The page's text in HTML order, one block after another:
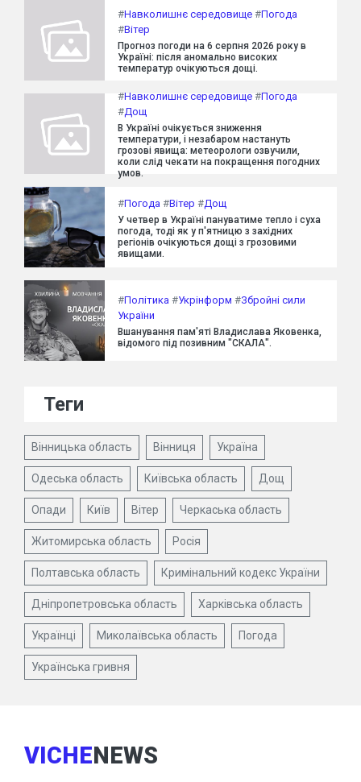
#Навколишнє середовище #Погода
#Вітер
Прогноз погоди на 6 серпня 2026 року в
Україні: після аномально високих
температур очікуються дощі.
#Навколишнє середовище #Погода
#Дощ
В Україні очікується зниження
температури, і незабаром настануть
грозові явища: метеорологи озвучили,
коли слід чекати на покращення погодних
умов.
#Погода #Вітер #Дощ
У четвер в Україні пануватиме тепло і суха
погода, тоді як у п'ятницю з західних
регіонів очікуються дощі з грозовими
явищами.
#Політика #Укрінформ #Збройні сили
України
Вшанування пам'яті Владислава Яковенка,
відомого під позивним "СКАЛА".
Теги
Вінницька область Вінниця Україна
Одеська область Київська область Дощ
Опади Київ Вітер Черкаська область
Житомирська область Росія
Полтавська область Кримінальний кодекс України
Дніпропетровська область Харківська область
Українці Миколаївська область Погода
Українська гривня
VICHENEWS